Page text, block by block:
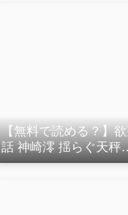
【無料で読める？】
話 神崎澪 揺らぐ天秤
【AI_MAKER】